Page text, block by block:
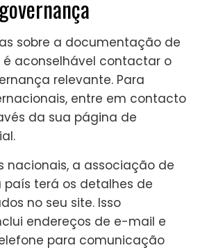
sobre a documentação de
aconselhável contactar o
relevante. Para
entre em contacto
da sua página de
nacionais, a associação de
terá os detalhes de
no seu site. Isso
endereços de e-mail e
para comunicação